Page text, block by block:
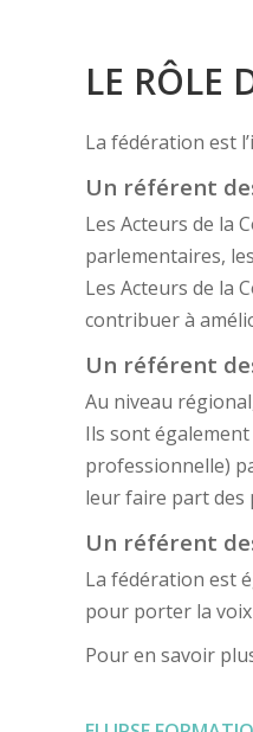
LE RÔLE
La fédération est
Un référent
Les Acteurs de la
parlementaires,
Les Acteurs de la
contribuer à
Un référent
Au niveau
Ils sont
professionnelle)
leur faire part des
Un référent
La fédération est
pour porter la
Pour en savoir